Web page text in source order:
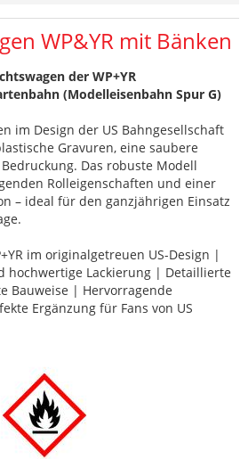
WP&YR mit Bänken
der WP+YR
(Modelleisenbahn Spur G)
im Design der US Bahngesellschaft
Gravuren, eine saubere
Das robuste Modell
Rolleigenschaften und einer
– ideal für den ganzjährigen Einsatz
im originalgetreuen US-Design |
hochwertige Lackierung | Detaillierte
Bauweise | Hervorragende
Ergänzung für Fans von US